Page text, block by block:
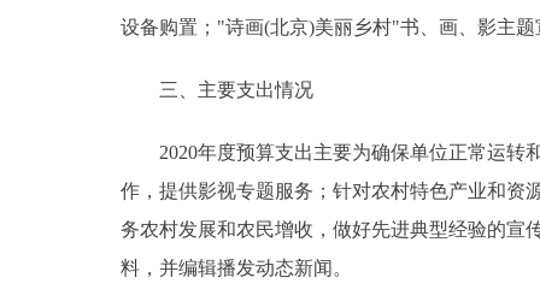
设备购置；"诗画(北京)美丽乡村"书、画、影主
三、主要支出情况
2020年度预算支出主要为确保单位正常运转
作，提供影视专题服务；针对农村特色产业和资
务农村发展和农民增收，做好先进典型经验的宣
料，并编辑播发动态新闻。